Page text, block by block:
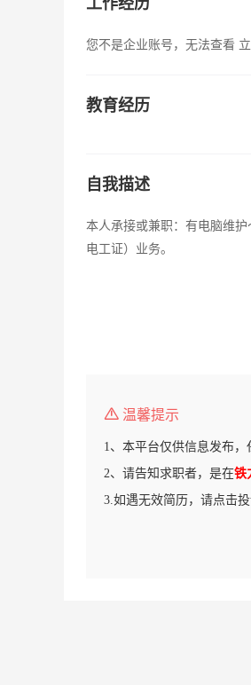
工作经历
您不是企业账号，无法查看
教育经历
自我描述
本人承接或兼职：有电脑维
电工证）业务。
温馨提示
1、本平台仅供信息发布
2、请告知求职者，是在铁
3.如遇无效简历，请点击